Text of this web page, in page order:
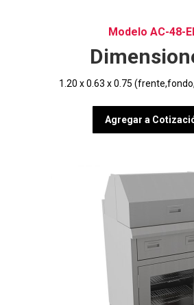
Modelo AC-48-
1.20 x 0.63 x 0.75
Agregar a